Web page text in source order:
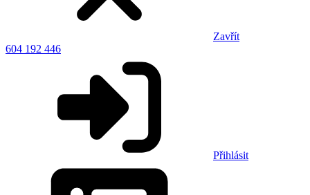
Zavřít
604 192 446
Přihlásit